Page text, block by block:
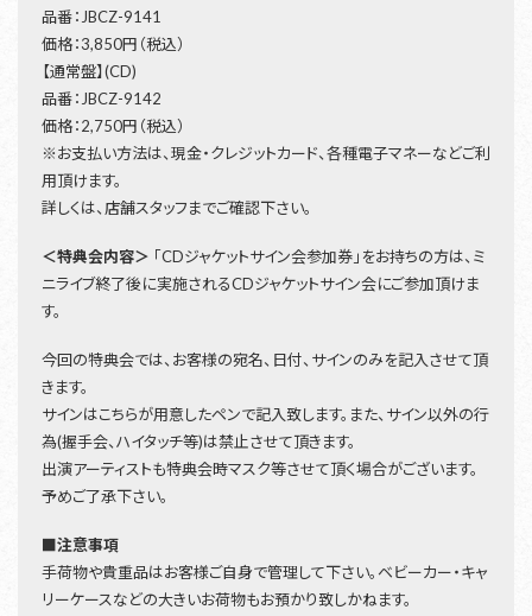
品番：JBCZ-9141
価格：3,850円（税込）
【通常盤】(CD)
品番：JBCZ-9142
価格：2,750円（税込）
※お支払い方法は、現金・クレジットカード、各種電子マネーなどご利
用頂けます。
詳しくは、店舗スタッフまでご確認下さい。
＜特典会内容＞ 「CDジャケットサイン会参加券」をお持ちの方は、ミ
ニライブ終了後に実施されるCDジャケットサイン会にご参加頂けま
す。
今回の特典会では、お客様の宛名、日付、サインのみを記入させて頂
きます。
サインはこちらが用意したペンで記入致します。また、サイン以外の行
為(握手会、ハイタッチ等)は禁止させて頂きます。
出演アーティストも特典会時マスク等させて頂く場合がございます。
予めご了承下さい。
■注意事項
手荷物や貴重品はお客様ご自身で管理して下さい。ベビーカー・キャ
リーケースなどの大きいお荷物もお預かり致しかねます。